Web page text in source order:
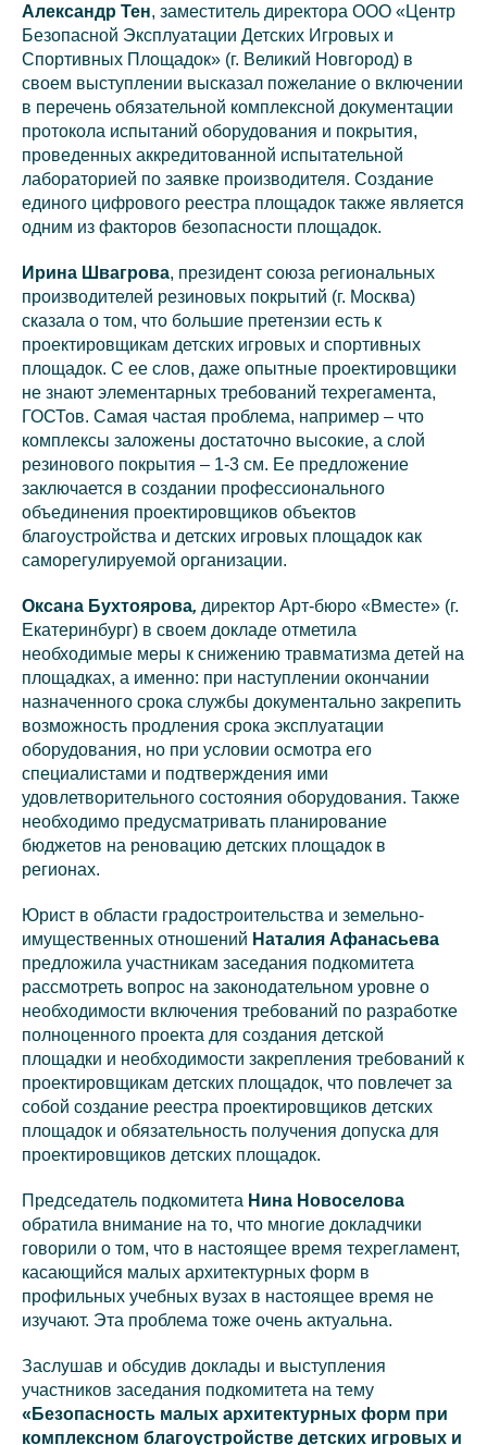
Александр Тен, заместитель директора ООО «Центр
Безопасной Эксплуатации Детских Игровых и
Спортивных Площадок» (г. Великий Новгород) в
своем выступлении высказал пожелание о включении
в перечень обязательной комплексной документации
протокола испытаний оборудования и покрытия,
проведенных аккредитованной испытательной
лабораторией по заявке производителя. Создание
единого цифрового реестра площадок также является
одним из факторов безопасности площадок.
Ирина Швагрова, президент союза региональных
производителей резиновых покрытий (г. Москва)
сказала о том, что большие претензии есть к
проектировщикам детских игровых и спортивных
площадок. С ее слов, даже опытные проектировщики
не знают элементарных требований техрегамента,
ГОСТов. Самая частая проблема, например – что
комплексы заложены достаточно высокие, а слой
резинового покрытия – 1-3 см. Ее предложение
заключается в создании профессионального
объединения проектировщиков объектов
благоустройства и детских игровых площадок как
саморегулируемой организации.
Оксана Бухтоярова, директор Арт-бюро «Вместе» (г.
Екатеринбург) в своем докладе отметила
необходимые меры к снижению травматизма детей на
площадках, а именно: при наступлении окончании
назначенного срока службы документально закрепить
возможность продления срока эксплуатации
оборудования, но при условии осмотра его
специалистами и подтверждения ими
удовлетворительного состояния оборудования. Также
необходимо предусматривать планирование
бюджетов на реновацию детских площадок в
регионах.
Юрист в области градостроительства и земельно-
имущественных отношений Наталия Афанасьева
предложила участникам заседания подкомитета
рассмотреть вопрос на законодательном уровне о
необходимости включения требований по разработке
полноценного проекта для создания детской
площадки и необходимости закрепления требований к
проектировщикам детских площадок, что повлечет за
собой создание реестра проектировщиков детских
площадок и обязательность получения допуска для
проектировщиков детских площадок.
Председатель подкомитета Нина Новоселова
обратила внимание на то, что многие докладчики
говорили о том, что в настоящее время техрегламент,
касающийся малых архитектурных форм в
профильных учебных вузах в настоящее время не
изучают. Эта проблема тоже очень актуальна.
Заслушав и обсудив доклады и выступления
участников заседания подкомитета на тему
«Безопасность малых архитектурных форм при
комплексном благоустройстве детских игровых и